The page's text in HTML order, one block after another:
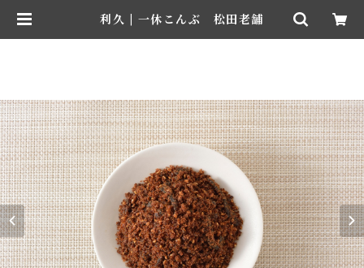
利久 | 一休こんぶ 松田老舗